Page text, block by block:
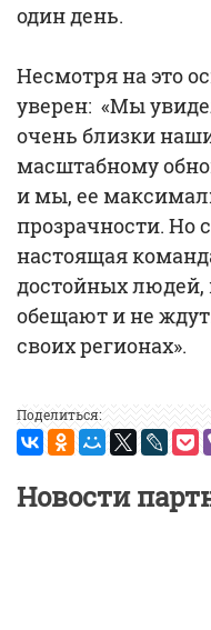
один день.
Несмотря на это
уверен: «Мы
очень близки
масштабному
и мы, ее
прозрачности. Но
настоящая
достойных людей,
обещают и не
своих регионах».
Поделиться:
Новости